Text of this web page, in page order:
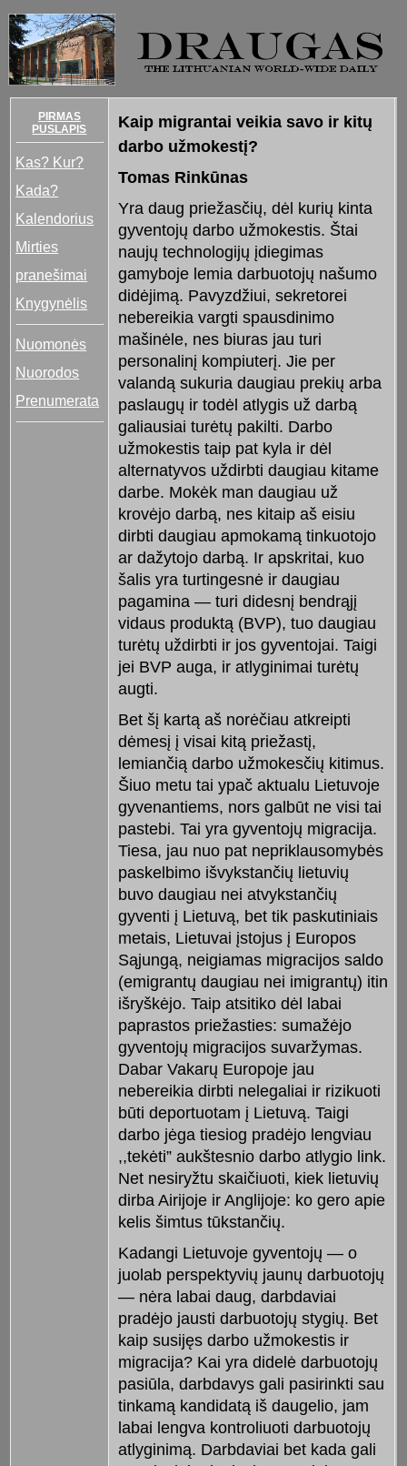
PIRMAS
PUSLAPIS
Kas? Kur?
Kada?
Kalendorius
Mirties
pranešimai
Knygynėlis
Nuomonės
Nuorodos
Prenumerata
Kaip migrantai veikia savo ir kitų
darbo užmokestį?
Tomas Rinkūnas
Yra daug priežasčių, dėl kurių kinta
gyventojų darbo užmokestis. Štai
naujų technologijų įdiegimas
gamyboje lemia darbuotojų našumo
didėjimą. Pavyzdžiui, sekretorei
nebereikia vargti spausdinimo
mašinėle, nes biuras jau turi
personalinį kompiuterį. Jie per
valandą sukuria daugiau prekių arba
paslaugų ir todėl atlygis už darbą
galiausiai turėtų pakilti. Darbo
užmokestis taip pat kyla ir dėl
alternatyvos uždirbti daugiau kitame
darbe. Mokėk man daugiau už
krovėjo darbą, nes kitaip aš eisiu
dirbti daugiau apmokamą tinkuotojo
ar dažytojo darbą. Ir apskritai, kuo
šalis yra turtingesnė ir daugiau
pagamina — turi didesnį bendrąjį
vidaus produktą (BVP), tuo daugiau
turėtų uždirbti ir jos gyventojai. Taigi
jei BVP auga, ir atlyginimai turėtų
augti.
Bet šį kartą aš norėčiau atkreipti
dėmesį į visai kitą priežastį,
lemiančią darbo užmokesčių kitimus.
Šiuo metu tai ypač aktualu Lietuvoje
gyvenantiems, nors galbūt ne visi tai
pastebi. Tai yra gyventojų migracija.
Tiesa, jau nuo pat nepriklausomybės
paskelbimo išvykstančių lietuvių
buvo daugiau nei atvykstančių
gyventi į Lietuvą, bet tik paskutiniais
metais, Lietuvai įstojus į Europos
Sąjungą, neigiamas migracijos saldo
(emigrantų daugiau nei imigrantų) itin
išryškėjo. Taip atsitiko dėl labai
paprastos priežasties: sumažėjo
gyventojų migracijos suvaržymas.
Dabar Vakarų Europoje jau
nebereikia dirbti nelegaliai ir rizikuoti
būti deportuotam į Lietuvą. Taigi
darbo jėga tiesiog pradėjo lengviau
,,tekėti” aukštesnio darbo atlygio link.
Net nesiryžtu skaičiuoti, kiek lietuvių
dirba Airijoje ir Anglijoje: ko gero apie
kelis šimtus tūkstančių.
Kadangi Lietuvoje gyventojų — o
juolab perspektyvių jaunų darbuotojų
— nėra labai daug, darbdaviai
pradėjo jausti darbuotojų stygių. Bet
kaip susijęs darbo užmokestis ir
migracija? Kai yra didelė darbuotojų
pasiūla, darbdavys gali pasirinkti sau
tinkamą kandidatą iš daugelio, jam
labai lengva kontroliuoti darbuotojų
atlyginimą. Darbdaviai bet kada gali